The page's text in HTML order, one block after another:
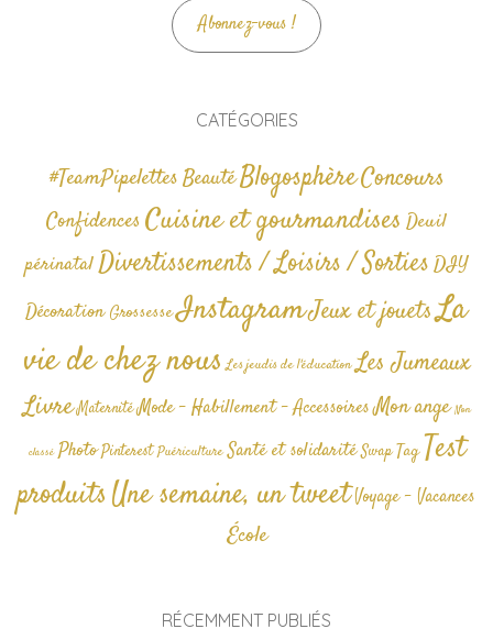
Abonnez-vous !
CATÉGORIES
#TeamPipelettesBeautéBlogosphèreConcours
Confidences Cuisine et gourmandises Deuil
périnatalDivertissements / Loisirs / SortiesDIY
Décoration GrossesseInstagramJeux et jouetsLa
vie de chez nous Les jeudis de l'éducation Les Jumeaux
Livre Maternité Mode - Habillement - AccessoiresMon ange Non
classé Photo Pinterest Puériculture Santé et solidarité Swap TagTest
produitsUne semaine, un tweetVoyage - Vacances
École
RÉCEMMENT PUBLIÉS